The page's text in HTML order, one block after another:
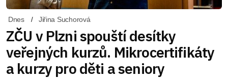
Dnes Jiřina Suchorová
ZČU v Plzni spouští desítky
veřejných kurzů. Mikrocertifikáty
a kurzy pro děti a seniory